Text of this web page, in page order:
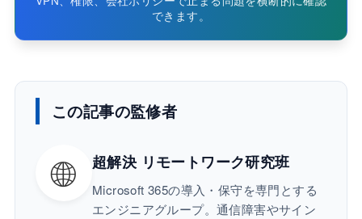
できます。
この記事の監修者
🌐 超解決 リモートワーク研究班
Microsoft 365の導入・保守を専門とする
エンジニアグループ。通信障害やサイン